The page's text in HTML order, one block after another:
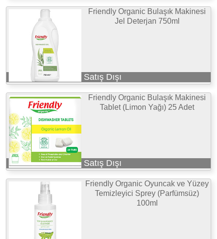
Friendly Organic Bulaşık Makinesi
Jel Deterjan 750ml
Satış Dışı
Friendly Organic Bulaşık Makinesi
Tablet (Limon Yağı) 25 Adet
Satış Dışı
Friendly Organic Oyuncak ve Yüzey
Temizleyici Sprey (Parfümsüz)
100ml